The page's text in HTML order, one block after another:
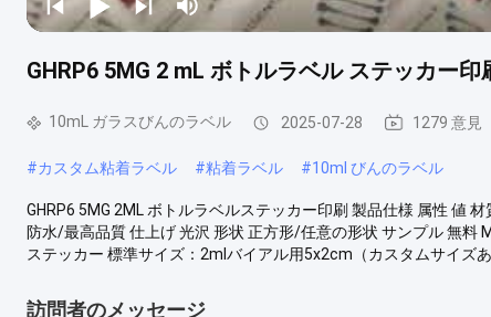
GHRP6 5MG 2 mL ボトルラベル ステッカー
10mL ガラスびんのラベル 2025-07-28 1279 意見
#カスタム粘着ラベル #粘着ラベル #10ml びんのラベル
GHRP6 5MG 2ML ボトルラベルステッカー印刷 製品仕様 属性 値
防水/最高品質 仕上げ 光沢 形状 正方形/任意の形状 サンプル 無
ステッカー 標準サイズ：2mlバイアル用5x2cm（カスタムサイズあ
訪問者のメッセージ